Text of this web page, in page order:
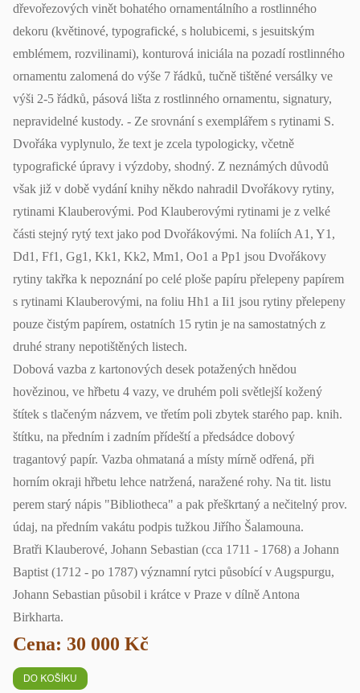
dřevořezových vinět bohatého ornamentálního a rostlinného
dekoru (květinové, typografické, s holubicemi, s jesuitským
emblémem, rozvilinami), konturová iniciála na pozadí rostlinného
ornamentu zalomená do výše 7 řádků, tučně tištěné versálky ve
výši 2-5 řádků, pásová lišta z rostlinného ornamentu, signatury,
nepravidelné kustody. - Ze srovnání s exemplářem s rytinami S.
Dvořáka vyplynulo, že text je zcela typologicky, včetně
typografické úpravy i výzdoby, shodný. Z neznámých důvodů
však již v době vydání knihy někdo nahradil Dvořákovy rytiny,
rytinami Klauberovými. Pod Klauberovými rytinami je z velké
části stejný rytý text jako pod Dvořákovými. Na foliích A1, Y1,
Dd1, Ff1, Gg1, Kk1, Kk2, Mm1, Oo1 a Pp1 jsou Dvořákovy
rytiny takřka k nepoznání po celé ploše papíru přelepeny papírem
s rytinami Klauberovými, na foliu Hh1 a Ii1 jsou rytiny přelepeny
pouze čistým papírem, ostatních 15 rytin je na samostatných z
druhé strany nepotištěných listech.
Dobová vazba z kartonových desek potažených hnědou
hovězinou, ve hřbetu 4 vazy, ve druhém poli světlejší kožený
štítek s tlačeným názvem, ve třetím poli zbytek starého pap. knih.
štítku, na předním i zadním přídeští a předsádce dobový
tragantový papír. Vazba ohmataná a místy mírně odřená, při
horním okraji hřbetu lehce natržená, naražené rohy. Na tit. listu
perem starý nápis "Bibliotheca" a pak přeškrtaný a nečitelný prov.
údaj, na předním vakátu podpis tužkou Jiřího Šalamouna.
Bratři Klauberové, Johann Sebastian (cca 1711 - 1768) a Johann
Baptist (1712 - po 1787) významní rytci působící v Augspurgu,
Johann Sebastian působil i krátce v Praze v dílně Antona
Birkharta.
Cena: 30 000 Kč